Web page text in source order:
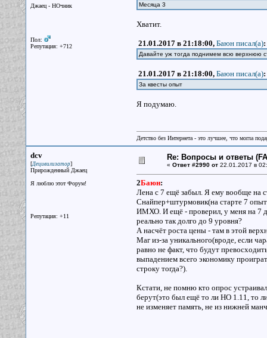
Джаец - НОчник
Пол:
Репутация: +712
Месяца 3
Хватит.
21.01.2017 в 21:18:00, Баюн писал(a):
Давайте уж тогда поднимем всю верхнюю
21.01.2017 в 21:18:00, Баюн писал(a):
За квесты опыт
Я подумаю.
Детство без Интернета - это лучшее, что могла
dcv
[Децивилизатор]
Прирожденный Джаец
Я люблю этот Форум!
Репутация: +11
Re: Вопросы и ответы
« Ответ #2990 от22.01.2017 в
2Баюн:
Лена с 7 ещё забыл. Я ему вообще на
Снайпер+штурмовик(на старте 7
ИМХО. И ещё - проверил, у меня на 7
реально так долго до 9 уровня?
А насчёт роста цены - там в этой
Маг из-за уникального(вроде, если
равно не факт, что будут
выпадением всего экономику
строку тогда?).
Кстати, не помню кто опрос
берут(это был ещё то ли НО 1.11, то
не изменяет память, не из нижней